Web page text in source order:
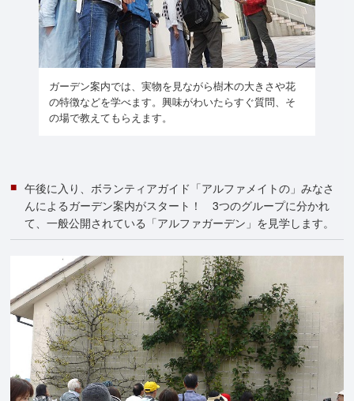
ガーデン案内では、実物を見ながら樹木の大きさや花
の特徴などを学べます。興味がわいたらすぐ質問、そ
の場で教えてもらえます。
午後に入り、ボランティアガイド「アルファメイトの」みなさ
んによるガーデン案内がスタート！ 3つのグループに分かれ
て、一般公開されている「アルファガーデン」を見学します。